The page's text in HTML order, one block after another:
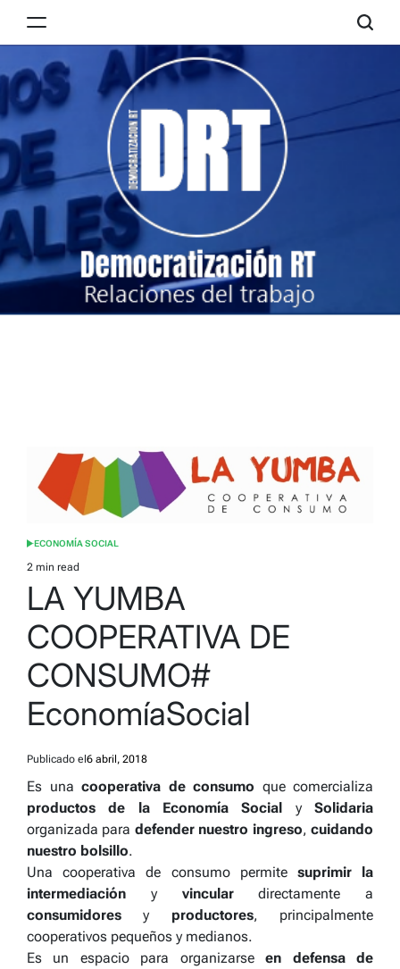
RT
POSTED
IN
ECONOMÍA SOCIAL
Estimated
read
time
2 min read
LA YUMBA
COOPERATIVA DE
CONSUMO#
EconomíaSocial
Publicado el 6 abril, 2018
Es una cooperativa de consumo que comercializa
productos de la Economía Social ySolidaria
organizada para defender nuestro ingreso,cuidando
nuestro bolsillo.
Una cooperativa de consumo permite suprimir la
intermediación y vinculardirectamente a
consumidores y productores, principalmente
cooperativos pequeños y medianos.
Es un espacio para organizarseen defensa de